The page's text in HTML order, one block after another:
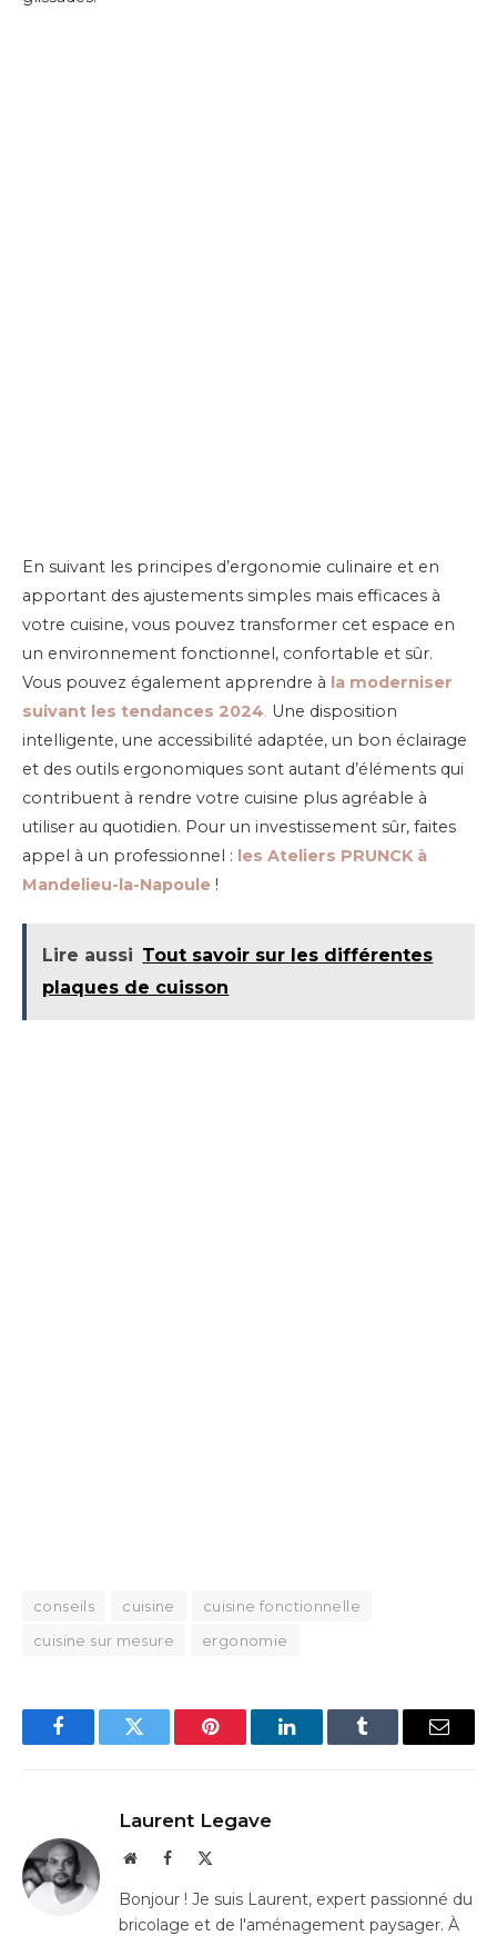
En suivant les principes d’ergonomie culinaire et en
apportant des ajustements simples mais efficaces à
votre cuisine, vous pouvez transformer cet espace en
un environnement fonctionnel, confortable et sûr.
Vous pouvez également apprendre à la moderniser
suivant les tendances 2024. Une disposition
intelligente, une accessibilité adaptée, un bon éclairage
et des outils ergonomiques sont autant d’éléments qui
contribuent à rendre votre cuisine plus agréable à
utiliser au quotidien. Pour un investissement sûr, faites
appel à un professionnel : les Ateliers PRUNCK à
Mandelieu-la-Napoule !
Lire aussi Tout savoir sur les différentes
plaques de cuisson
conseils cuisine
cuisine fonctionnelle
cuisine sur mesure
ergonomie
FacebookTwitter Pinterest LinkedInTumblr Email
Laurent Legave
WebsiteFacebook
Bonjour ! Je suis Laurent, expert passionné du
bricolage et de l'aménagement paysager. À